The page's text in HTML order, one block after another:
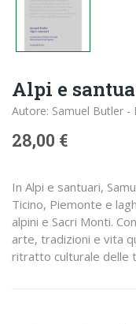
Alpi e
Autore: Samuel Butler -
28,00 €
In Alpi e santuari,
Ticino, Piemonte e
alpini e Sacri Monti.
arte, tradizioni e vita
ritratto culturale delle